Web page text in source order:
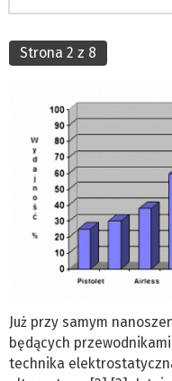
Strona 2 z 8
Już przy samym
będących
technika